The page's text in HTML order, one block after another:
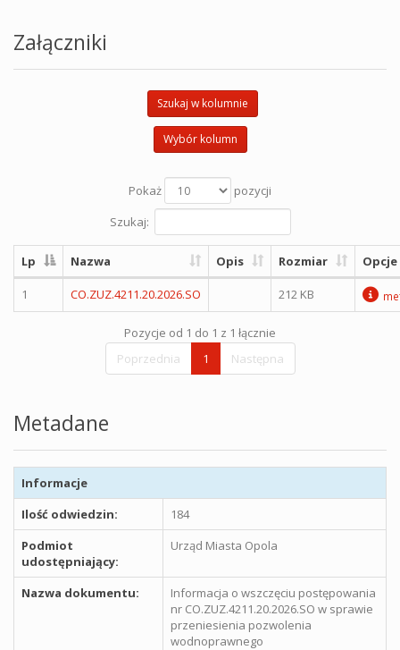
Załączniki
Szukaj w kolumnie
Wybór kolumn
Pokaż
pozycji
Szukaj:
Lp Nazwa Opis Rozmiar Opcje
1 CO.ZUZ.4211.20.2026.SO 212 KB
Pozycje od 1 do 1 z 1 łącznie
Poprzednia
1 Następna
Metadane
Informacje
Ilość odwiedzin:
184
Podmiot
udostępniający:
Urząd Miasta Opola
Nazwa dokumentu:
Informacja o wszczęciu postępowania
nr CO.ZUZ.4211.20.2026.SO w sprawie
przeniesienia pozwolenia
wodnoprawnego